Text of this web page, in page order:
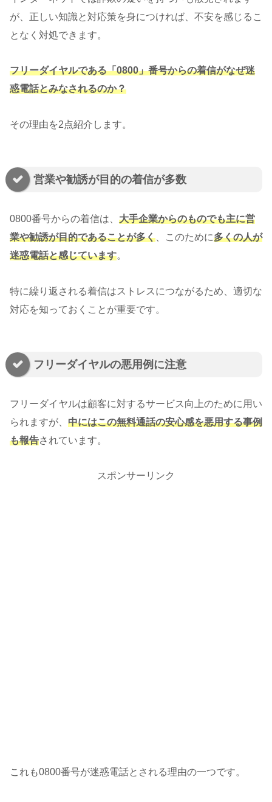
が、正しい知識と対応策を身につければ、不安を感じるこ
となく対処できます。
フリーダイヤルである「0800」番号からの着信がなぜ迷
惑電話とみなされるのか？
その理由を2点紹介します。
営業や勧誘が目的の着信が多数
0800番号からの着信は、 大手企業からのものでも主に営
業や勧誘が目的であることが多く、このために多くの人が
迷惑電話と感じています。
特に繰り返される着信はストレスにつながるため、適切な
対応を知っておくことが重要です。
フリーダイヤルの悪用例に注意
フリーダイヤルは顧客に対するサービス向上のために用い
られますが、 中にはこの無料通話の安心感を悪用する事例
も報告されています。
スポンサーリンク
これも0800番号が迷惑電話とされる理由の一つです。